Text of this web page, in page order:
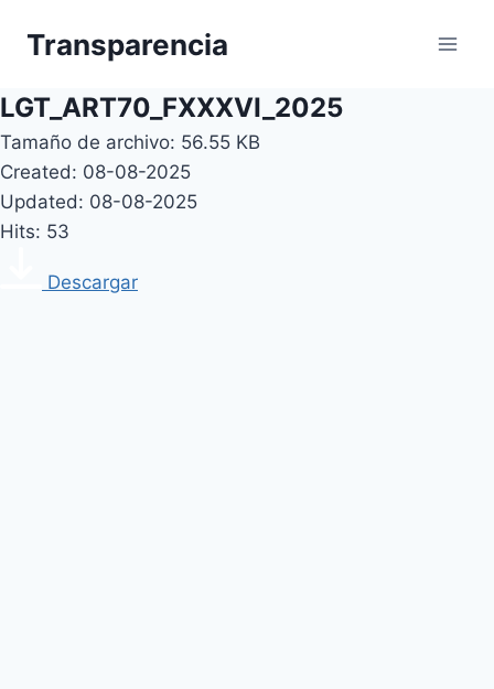
Transparencia
LGT_ART70_FXXXVI_2025
Tamaño de archivo: 56.55 KB
Created: 08-08-2025
Updated: 08-08-2025
Hits: 53
Descargar